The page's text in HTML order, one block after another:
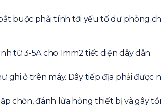
buộc phải tính tới yếu tố dự phòng
từ 3-5A cho 1mm2 tiết diện dây dẫn.
ghi ở trên máy. Dây tiếp địa phải được
chờn, đánh lửa hỏng thiết bị và gây